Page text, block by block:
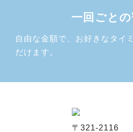
一回ごと
自由な金額で、お好きなタイ
だけます。
〒321-2116